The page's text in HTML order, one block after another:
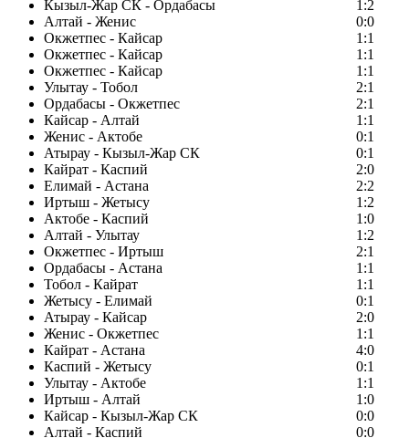
Кызыл-Жар СК - Ордабасы
1:2
Алтай - Женис
0:0
Окжетпес - Кайсар
1:1
Окжетпес - Кайсар
1:1
Окжетпес - Кайсар
1:1
Улытау - Тобол
2:1
Ордабасы - Окжетпес
2:1
Кайсар - Алтай
1:1
Женис - Актобе
0:1
Атырау - Кызыл-Жар СК
0:1
Кайрат - Каспий
2:0
Елимай - Астана
2:2
Иртыш - Жетысу
1:2
Актобе - Каспий
1:0
Алтай - Улытау
1:2
Окжетпес - Иртыш
2:1
Ордабасы - Астана
1:1
Тобол - Кайрат
1:1
Жетысу - Елимай
0:1
Атырау - Кайсар
2:0
Женис - Окжетпес
1:1
Кайрат - Астана
4:0
Каспий - Жетысу
0:1
Улытау - Актобе
1:1
Иртыш - Алтай
1:0
Кайсар - Кызыл-Жар СК
0:0
Алтай - Каспий
0:0